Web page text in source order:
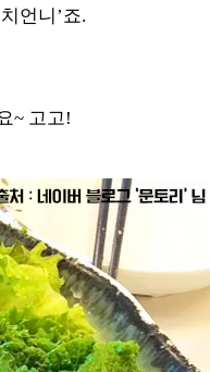
언니’죠.
~ 고고!